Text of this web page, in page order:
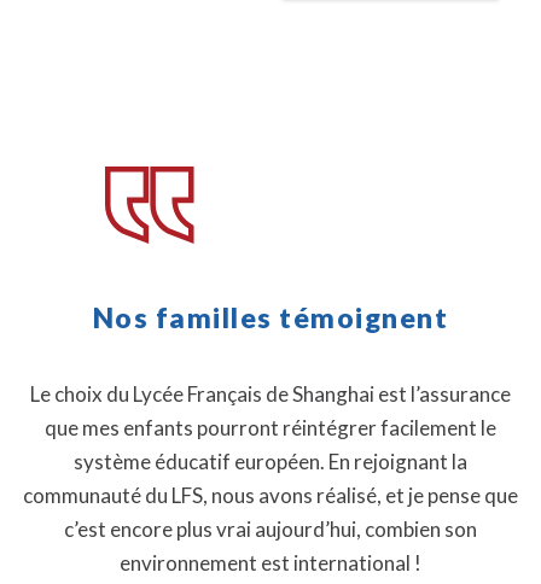
Nos familles témoignent
Le choix du Lycée Français de Shanghai est l’assurance
que mes enfants pourront réintégrer facilement le
système éducatif européen. En rejoignant la
communauté du LFS, nous avons réalisé, et je pense que
c’est encore plus vrai aujourd’hui, combien son
environnement est international !